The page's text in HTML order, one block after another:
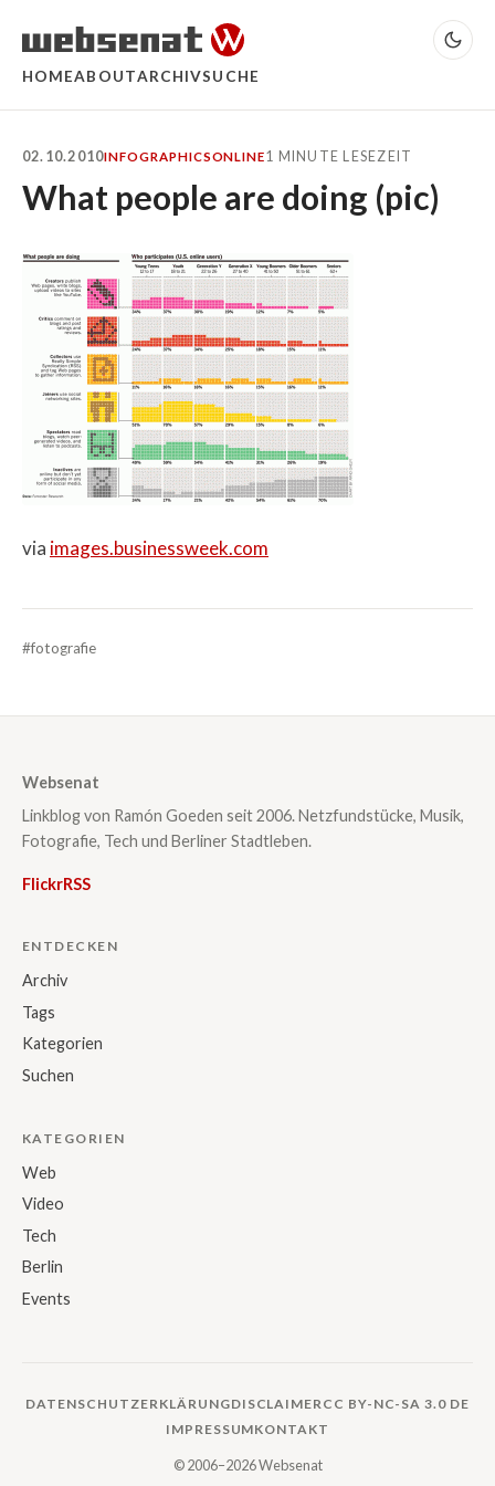
HOMEABOUTARCHIVSUCHE
02.10.2010INFOGRAPHICSONLINE1 MINUTE LESEZEIT
What people are doing (pic)
via images.businessweek.com
#fotografie
Websenat
Linkblog von Ramón Goeden seit 2006. Netzfundstücke, Musik,
Fotografie, Tech und Berliner Stadtleben.
FlickrRSS
ENTDECKEN
Archiv
Tags
Kategorien
Suchen
KATEGORIEN
Web
Video
Tech
Berlin
Events
DATENSCHUTZERKLÄRUNGDISCLAIMER CC BY-NC-SA 3.0 DE
IMPRESSUMKONTAKT
© 2006–2026 Websenat